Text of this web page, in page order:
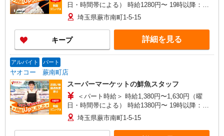
日・時間帯による） 時給1280円〜 19時以降：時
給1430円〜 ★土曜＋100円 ★日・祝＋100円 ※ア
ルバイトさんの時給や募集内容はお問い合わせく
ださい
埼玉県蕨市南町1-5-15
キープ 詳細を見る
アルバイト パート
ヤオコー 蕨南町店
スーパーマーケットの鮮魚スタッフ
＜パート時給＞ 時給1,380円〜1,630円（曜
日・時間帯による） 時給1380円〜 19時以降：時
給1530円〜 ★土曜＋100円 ★日・祝＋100円 ※ア
ルバイトさんの時給や募集内容はお問い合わせく
ださい
埼玉県蕨市南町1-5-15